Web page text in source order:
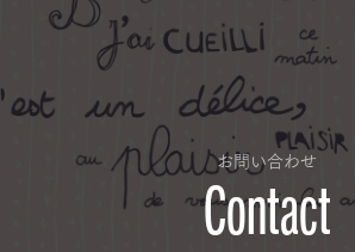
お問い合わせ
Contact